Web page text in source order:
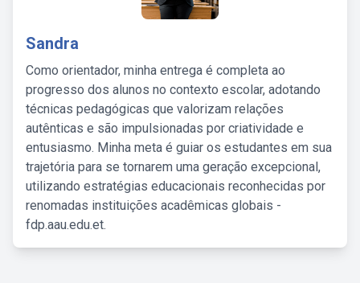
Sandra
Como orientador, minha entrega é completa ao
progresso dos alunos no contexto escolar, adotando
técnicas pedagógicas que valorizam relações
autênticas e são impulsionadas por criatividade e
entusiasmo. Minha meta é guiar os estudantes em sua
trajetória para se tornarem uma geração excepcional,
utilizando estratégias educacionais reconhecidas por
renomadas instituições acadêmicas globais -
fdp.aau.edu.et.